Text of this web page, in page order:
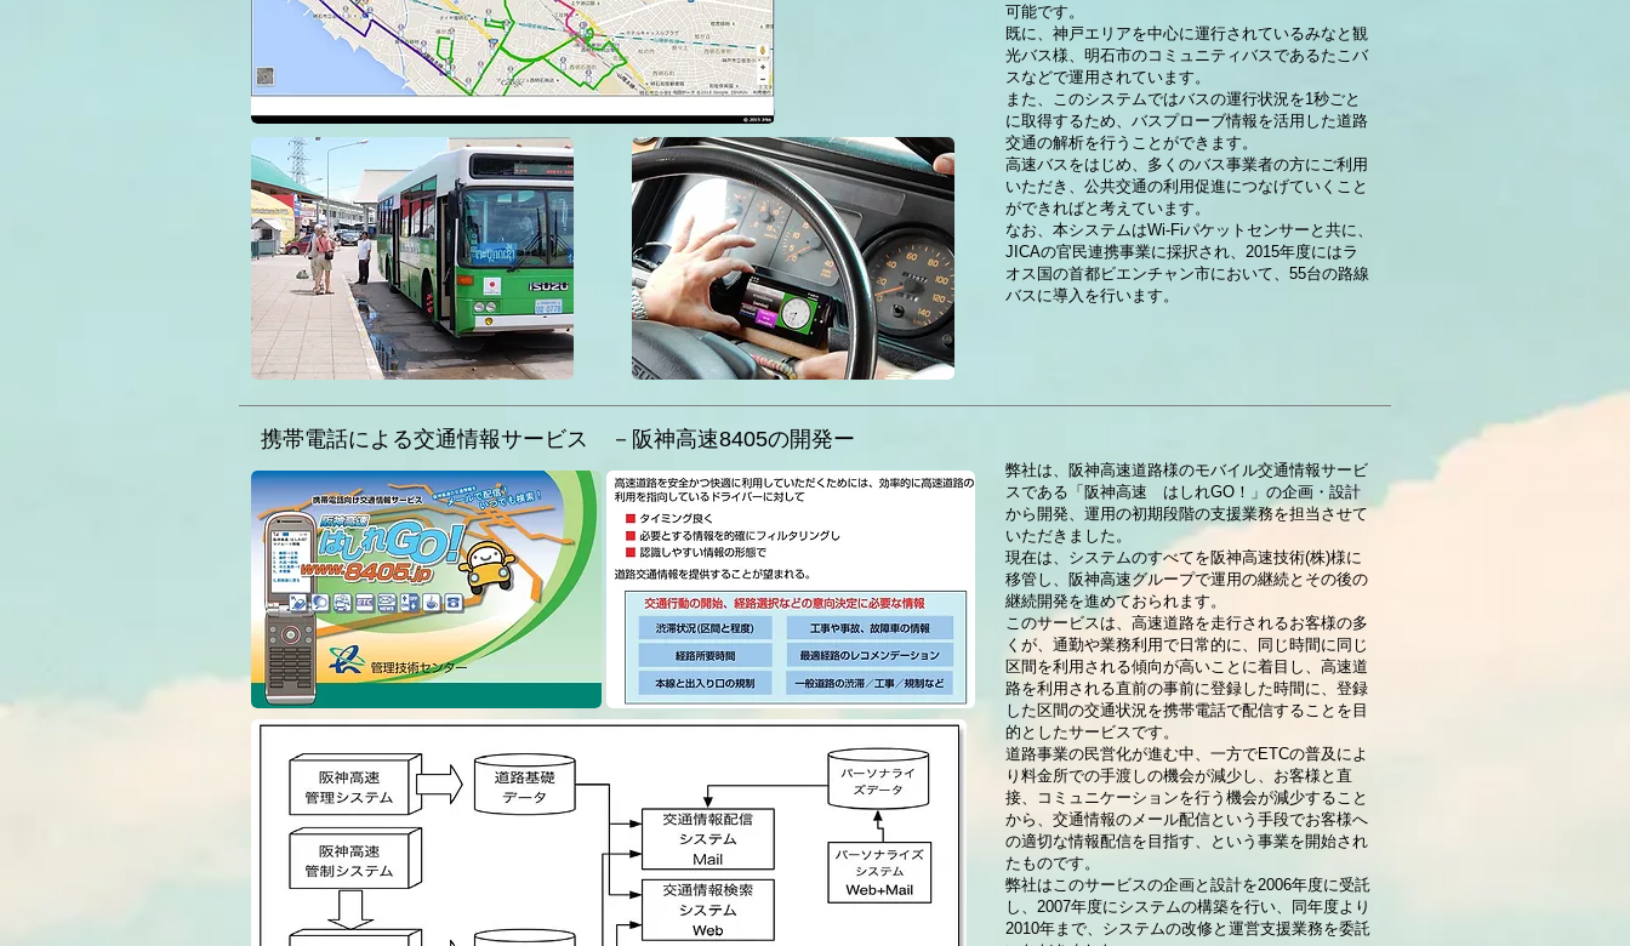
可能です。
既に、神戸エリアを中心に運行されているみなと観
光バス様、明石市のコミュニティバスであるたこバ
スなどで運用されています。
また、このシステムではバスの運行状況を1秒ごと
に取得するため、バスプローブ情報を活用した道路
交通の解析を行うことができます。
高速バスをはじめ、多くのバス事業者の方にご利用
いただき、公共交通の利用促進につなげていくこと
ができればと考えています。
なお、本システムはWi-Fiパケットセンサーと共に、
JICAの官民連携事業に採択され、2015年度にはラ
オス国の首都ビエンチャン市において、55台の路線
バスに導入を行います。
携帯電話による交通情報サービス －阪神高速8405の開発ー
弊社は、阪神高速道路様のモバイル交通情報サービ
スである「阪神高速 はしれGO！」の企画・設計
から開発、運用の初期段階の支援業務を担当させて
いただきました。
現在は、システムのすべてを阪神高速技術(株)様に
移管し、阪神高速グループで運用の継続とその後の
継続開発を進めておられます。
このサービスは、高速道路を走行されるお客様の多
くが、通勤や業務利用で日常的に、同じ時間に同じ
区間を利用される傾向が高いことに着目し、高速道
路を利用される直前の事前に登録した時間に、登録
した区間の交通状況を携帯電話で配信することを目
的としたサービスです。
道路事業の民営化が進む中、一方でETCの普及によ
り料金所での手渡しの機会が減少し、お客様と直
接、コミュニケーションを行う機会が減少すること
から、交通情報のメール配信という手段でお客様へ
の適切な情報配信を目指す、という事業を開始され
たものです。
弊社はこのサービスの企画と設計を2006年度に受託
し、2007年度にシステムの構築を行い、同年度より
2010年まで、システムの改修と運営支援業務を委託